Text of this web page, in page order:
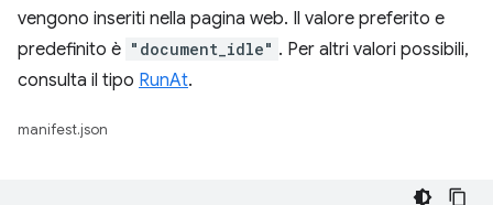
vengono inseriti nella pagina web. Il valore preferito e
predefinito è "document_idle" . Per altri valori possibili,
consulta il tipo RunAt.
manifest.json